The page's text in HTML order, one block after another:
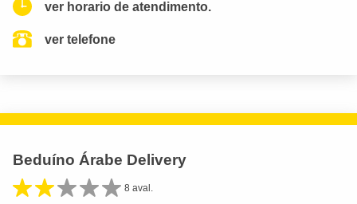
ver horario de atendimento.
ver telefone
Beduíno Árabe Delivery
8 aval.